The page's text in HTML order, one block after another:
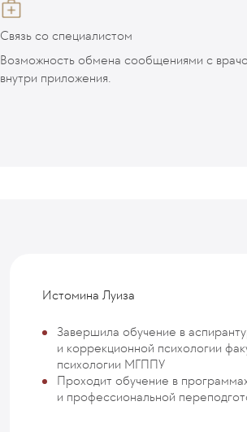
Связь со специалистом
Возможность обмена сообщениями с
внутри приложения.
Истомина Луиза
Завершила обучение в
и коррекционной психологии
психологии МГППУ
Проходит обучение в
и профессиональной